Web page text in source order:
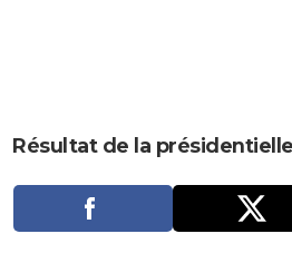
Carte de Noël
Carte Bonne année
Carte Saint-Valentin
Carte Pâques
Carte d'anniversaire
DICTIONNAIRE
Résultat de la